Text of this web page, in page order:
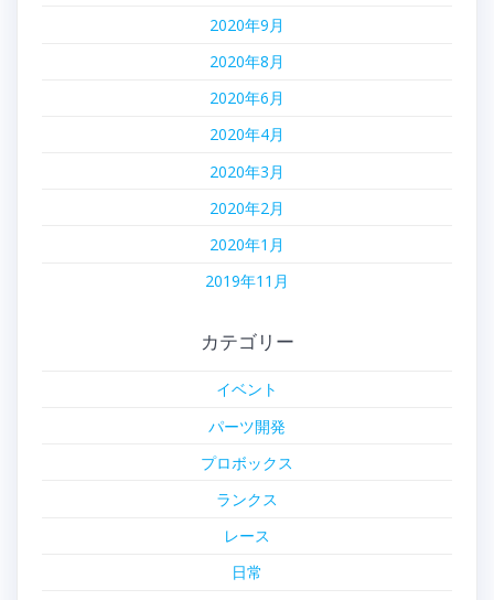
2020年9月
2020年8月
2020年6月
2020年4月
2020年3月
2020年2月
2020年1月
2019年11月
カテゴリー
イベント
パーツ開発
プロボックス
ランクス
レース
日常